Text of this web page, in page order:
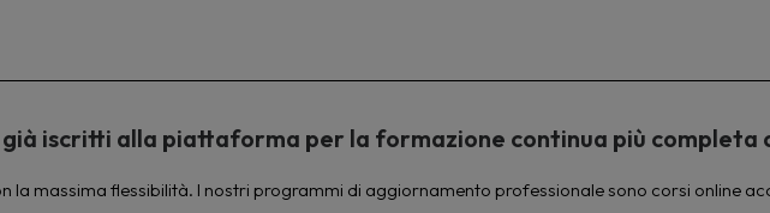
iscritti alla piattaforma per la formazione continua più completa
la massima flessibilità. I nostri programmi di aggiornamento professionale sono corsi online